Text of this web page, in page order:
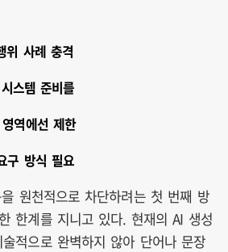
위 사례 충격
스템 준비를
역에선 제한
구 방식 필요
원천적으로 차단하려는 첫 번째 방
한계를 지니고 있다. 현재의 AI 생성
적으로 완벽하지 않아 단어나 문장